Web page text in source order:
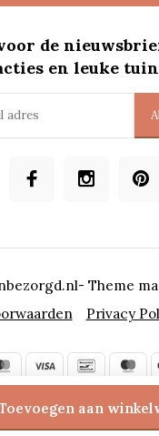
aan
de
en leuke
Privacy
- Theme